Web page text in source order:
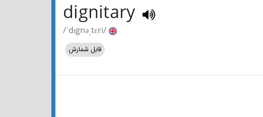
dignitary
/ˈdɪgnəˌtɛri/
قابل شمارش